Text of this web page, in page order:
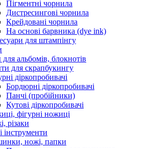
Пігментні чорнила
Дистресингові чорнила
Крейдовані чорнила
На основі барвника (dye ink)
для штампінгу
для альбомів, блокнотів
для скрапбукингу
діркопробивачі
Бордюрні діркопробивачі
Панчі (пробійники)
Кутові діркопробивачі
фігурні ножиці
різаки
інструменти
ножі, папки